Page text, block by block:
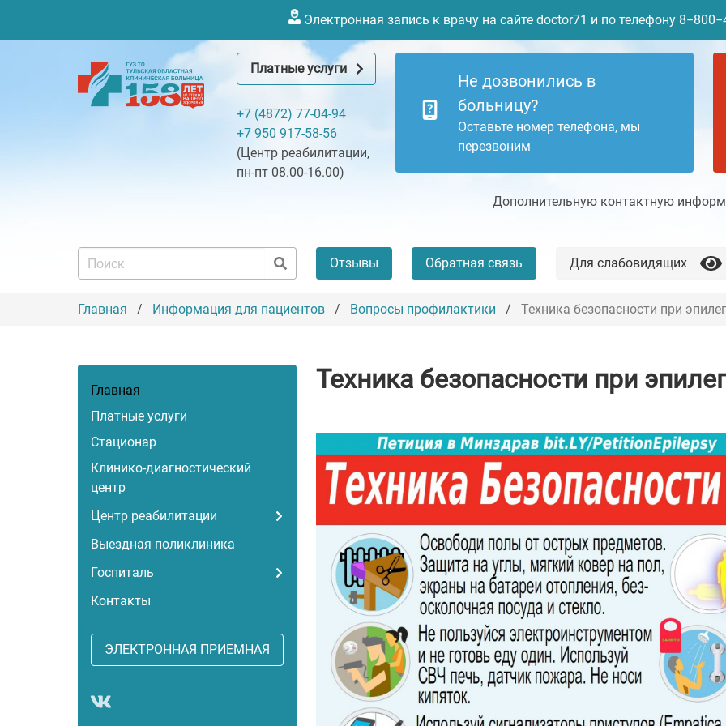
Электронная запись к врачу на сайте doctor71 и по телефону
Платные услуги
+7 (4872) 77-04-94
+7 950 917-58-56
(Центр реабилитации,
пн-пт 08.00-16.00)
Не дозвонились в
больницу?
Оставьте номер телефона, мы
перезвоним
Дополнительную контактную
Отзывы Обратная связь Для слабовидящих
Платные услуги
+7 (4872) 77-04-94
Главная Информация для пациентов Вопросы профилактики Техника безопасности при
Главная
Платные услуги
Стационар
Клинико-диагностический
центр
Центр реабилитации
Выездная поликлиника
Госпиталь
Контакты
ЭЛЕКТРОННАЯ ПРИЕМНАЯ
Техника безопасности при